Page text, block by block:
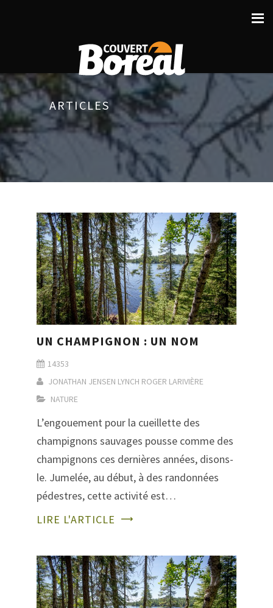
ARTICLES
UN CHAMPIGNON : UN NOM
14353
JONATHAN JENSEN LYNCH ROGER LARIVIÈRE
NATURE
L’engouement pour la cueillette des
champignons sauvages pousse comme des
champignons ces dernières années, disons-
le. Jumelée, au début, à des randonnées
pédestres, cette activité est…
LIRE L'ARTICLE